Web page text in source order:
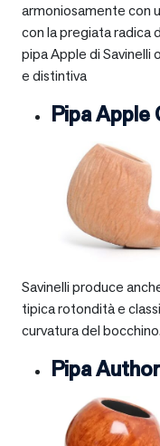
armoniosamente con
con la pregiata radica
pipa Apple di Savinelli
e distintiva
Pipa Apple
Savinelli produce
tipica rotondità e
curvatura del bocchino.
Pipa Author